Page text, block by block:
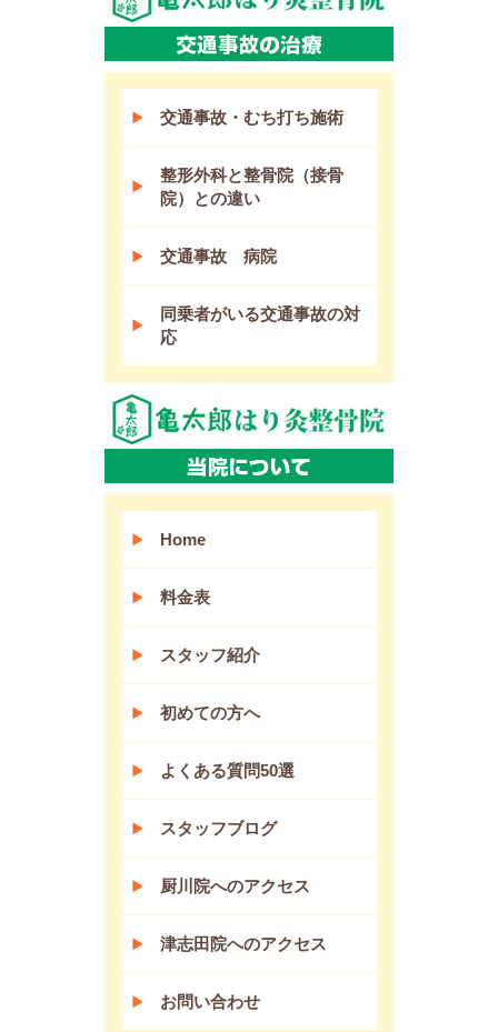
交通事故・むち打ち施術
整形外科と整骨院（接骨
院）との違い
交通事故 病院
同乗者がいる交通事故の対
応
Home
料金表
スタッフ紹介
初めての方へ
よくある質問50選
スタッフブログ
厨川院へのアクセス
津志田院へのアクセス
お問い合わせ